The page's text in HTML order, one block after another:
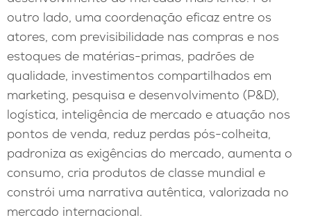
outro lado, uma coordenação eficaz entre os
atores, com previsibilidade nas compras e nos
estoques de matérias-primas, padrões de
qualidade, investimentos compartilhados em
marketing, pesquisa e desenvolvimento (P&D),
logística, inteligência de mercado e atuação nos
pontos de venda, reduz perdas pós-colheita,
padroniza as exigências do mercado, aumenta o
consumo, cria produtos de classe mundial e
constrói uma narrativa autêntica, valorizada no
mercado internacional.